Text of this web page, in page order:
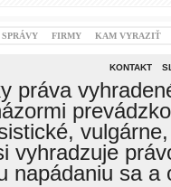
FIRMY KAM VYRAZIŤ
KONTAKT
práva
vyhradzuje
napádaniu sa